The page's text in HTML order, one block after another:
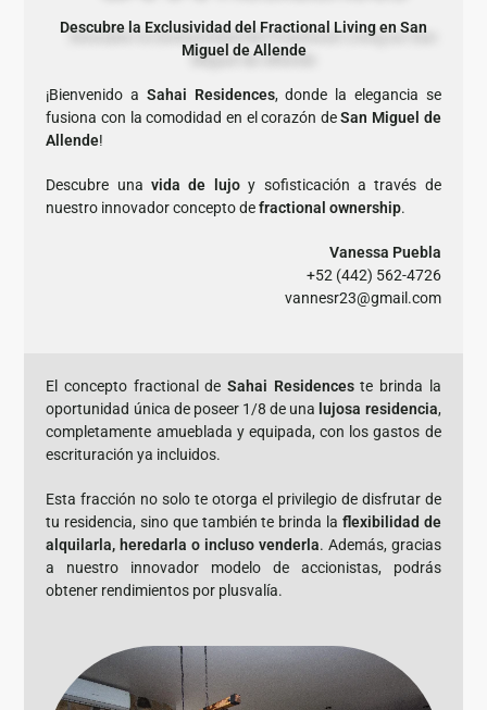
Descubre la Exclusividad del Fractional Living en San
Miguel de Allende
¡Bienvenido a Sahai Residences, donde la elegancia se
fusiona con la comodidad en el corazón deSan Miguel de
Allende!
Descubre unavida de lujoy sofisticación a través de
nuestro innovador concepto defractional ownership.
Vanessa Puebla
+52 (442) 562-4726
vannesr23@gmail.com
El concepto fractional de Sahai Residenceste brinda la
oportunidad única de poseer 1/8 de una lujosa residencia,
completamente amueblada y equipada, con los gastos de
escrituración ya incluidos.
Esta fracción no solo te otorga el privilegio de disfrutar de
tu residencia, sino que también te brinda la flexibilidad de
alquilarla, heredarla o incluso venderla. Además, gracias
a nuestro innovador modelo de accionistas, podrás
obtener rendimientos por plusvalía.